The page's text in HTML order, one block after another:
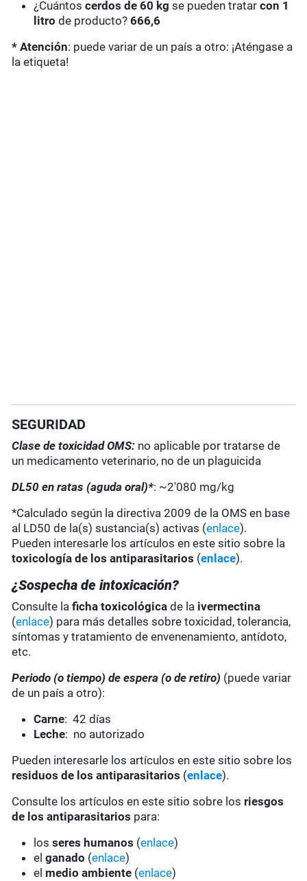
¿Cuántoscerdos de 60 kg se pueden tratarcon 1
litro de producto?666,6
* Atención: puede variar de un país a otro: ¡Aténgase a
la etiqueta!
SEGURIDAD
Clase de toxicidad OMS: no aplicable por tratarse de
un medicamento veterinario, no de un plaguicida
DL50 en ratas (aguda oral)*: ~2'080 mg/kg
*Calculado según la directiva 2009 de la OMS en base
al LD50 de la(s) sustancia(s) activas (enlace).
Pueden interesarle los artículos en este sitio sobre la
toxicología de los antiparasitarios (enlace).
¿Sospecha de intoxicación?
Consulte laficha toxicológica de la ivermectina
(enlace) para más detalles sobre toxicidad, tolerancia,
síntomas y tratamiento de envenenamiento, antídoto,
etc.
Periodo (o tiempo) de espera (o de retiro) (puede variar
de un país a otro):
Carne: 42 días
Leche: no autorizado
Pueden interesarle los artículos en este sitio sobre los
residuos de los antiparasitarios (enlace).
Consulte los artículos en este sitio sobre los riesgos
de los antiparasitarios para:
losseres humanos (enlace)
elganado (enlace)
el medio ambiente (enlace)